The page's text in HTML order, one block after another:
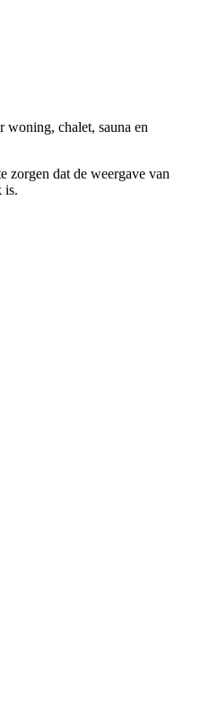
woning, chalet, sauna en
zorgen dat de weergave van
is.